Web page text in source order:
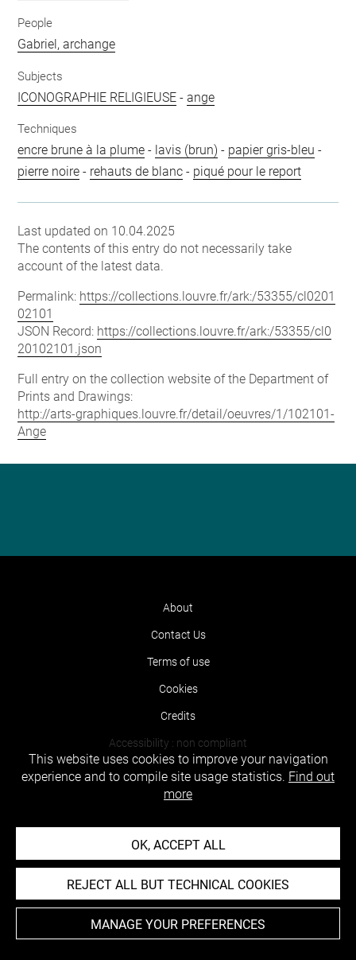
People
Gabriel, archange
Subjects
ICONOGRAPHIE RELIGIEUSE -ange
Techniques
encre brune à la plume - lavis (brun) - papier gris-bleu -
pierre noire - rehauts de blanc - piqué pour le report
Last updated on 10.04.2025
The contents of this entry do not necessarily take
account of the latest data.
Permalink: https://collections.louvre.fr/ark:/53355/cl0201
02101
JSON Record: https://collections.louvre.fr/ark:/53355/cl0
20102101.json
Full entry on the collection website of the Department of
Prints and Drawings:
http://arts-graphiques.louvre.fr/detail/oeuvres/1/102101-
Ange
About
Contact Us
Terms of use
Cookies
Credits
Accessibility : non compliant
This website uses cookies to improve your navigation
experience and to compile site usage statistics. Find out
more
OK, ACCEPT ALL
REJECT ALL BUT TECHNICAL COOKIES
MANAGE YOUR PREFERENCES